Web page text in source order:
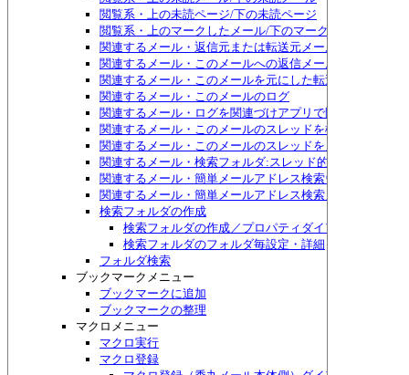
閲覧系・上の未読ページ/下の未読ページ
閲覧系・上のマークしたメール/下のマークしたメール
関連するメール・返信元または転送元メール
関連するメール・このメールへの返信メール
関連するメール・このメールを元にした転送メール
関連するメール・このメールのログ
関連するメール・ログを関連づけアプリで開く
関連するメール・このメールのスレッドを検索
関連するメール・このメールのスレッドをメニュー表示
関連するメール・検索フォルダ:スレッド的につながるメ
関連するメール・簡単メールアドレス検索ウィンドウ表示
関連するメール・簡単メールアドレス検索メニュー表示
検索フォルダの作成
検索フォルダの作成／プロパティダイアログボックス
検索フォルダのフォルダ毎設定・詳細
フォルダ検索
ブックマークメニュー
ブックマークに追加
ブックマークの整理
マクロメニュー
マクロ実行
マクロ登録